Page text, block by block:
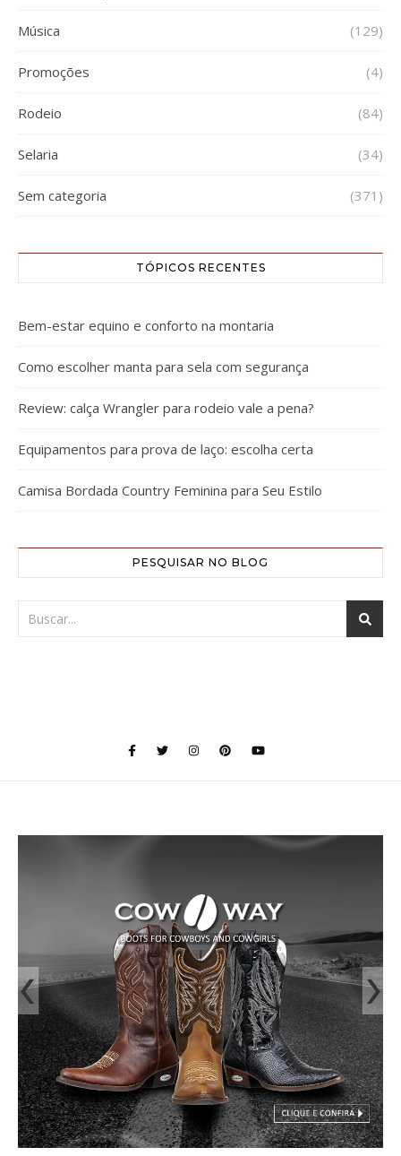
Música (129)
Promoções (4)
Rodeio (84)
Selaria (34)
Sem categoria (371)
TÓPICOS RECENTES
Bem-estar equino e conforto na montaria
Como escolher manta para sela com segurança
Review: calça Wrangler para rodeio vale a pena?
Equipamentos para prova de laço: escolha certa
Camisa Bordada Country Feminina para Seu Estilo
PESQUISAR NO BLOG